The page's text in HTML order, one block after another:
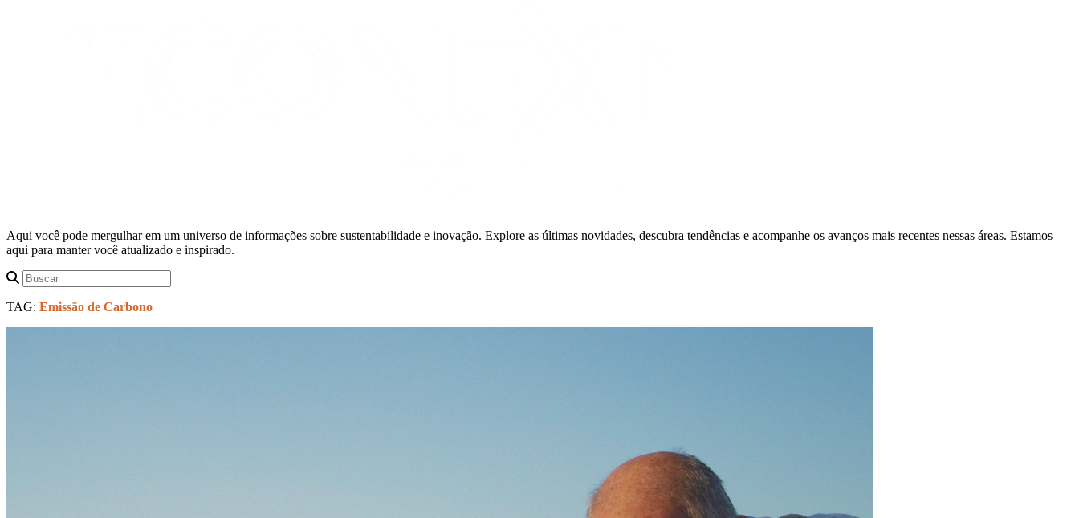
Aqui você pode mergulhar em um universo de informações sobre sustentabilidade e inovação. Explore as últimas novidades, descubra tendências e acompanhe os avanços mais recentes nessas áreas. Estamos
aqui para manter você atualizado e inspirado.
TAG: Emissão de Carbono